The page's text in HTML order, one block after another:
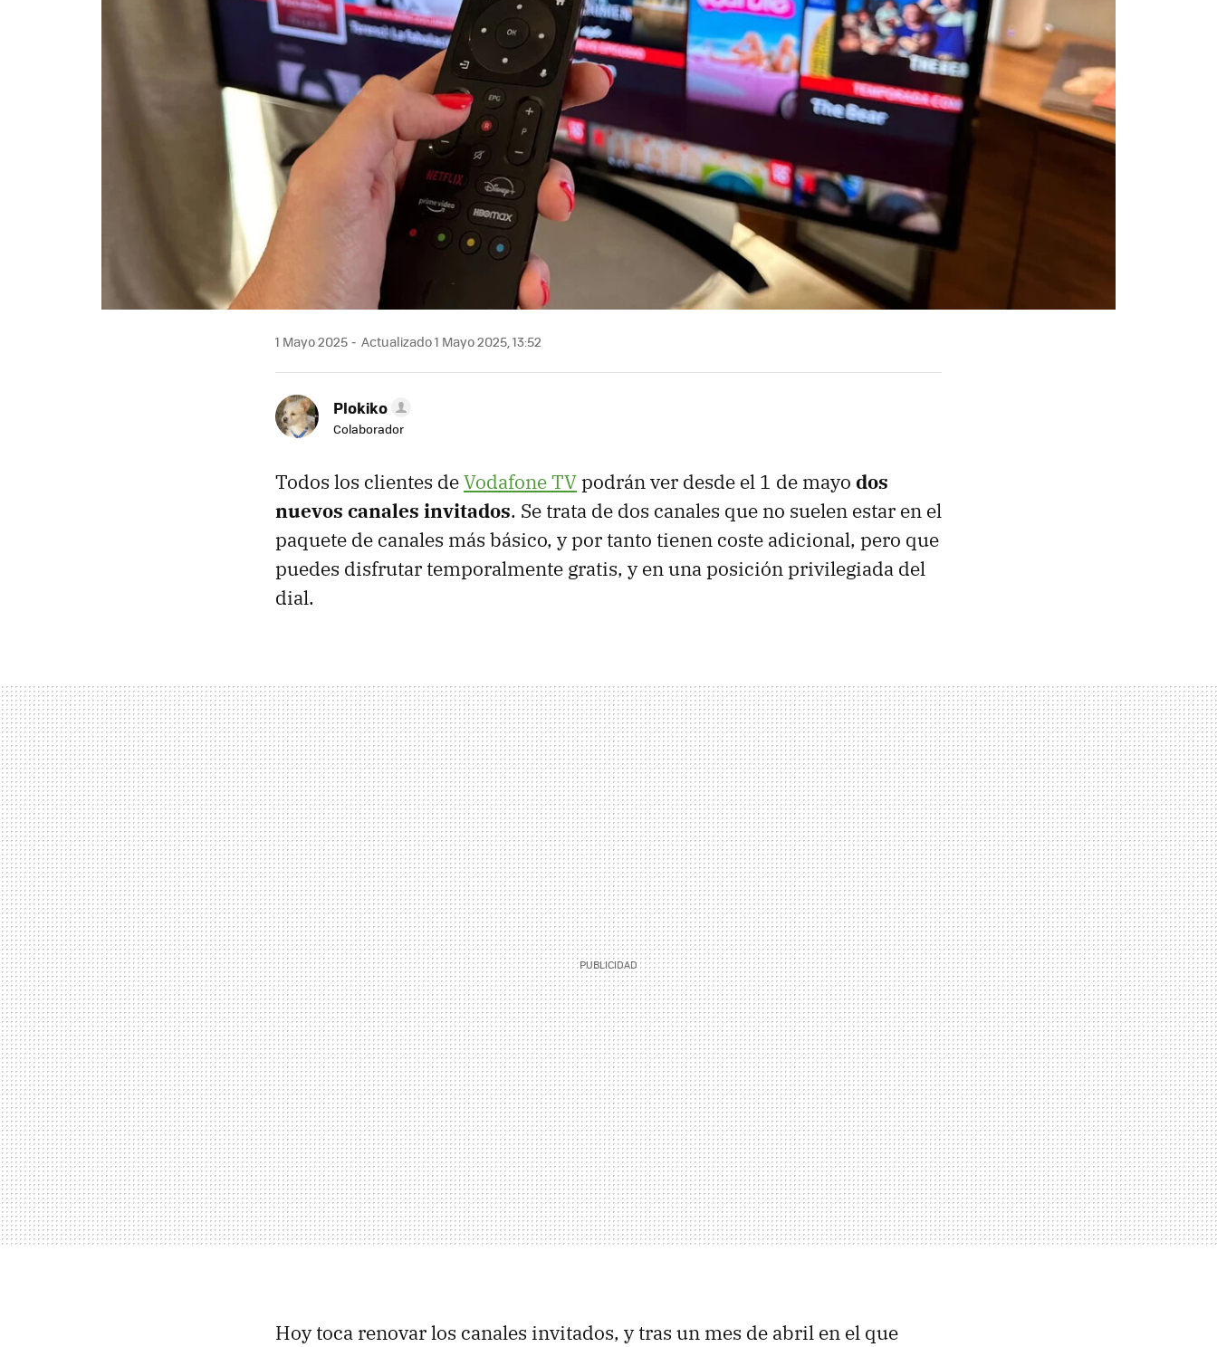
1 Mayo 2025 Actualizado 1 Mayo 2025, 13:52
Plokiko
Colaborador
Todos los clientes deVodafone TVpodrán ver desde el 1 de mayo dos
nuevos canales invitados. Se trata de dos canales que no suelen estar en el
paquete de canales más básico, y por tanto tienen coste adicional, pero que
puedes disfrutar temporalmente gratis, y en una posición privilegiada del
dial.
Hoy toca renovar los canales invitados, y tras un mes de abril en el que